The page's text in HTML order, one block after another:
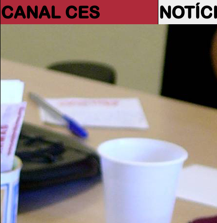
CANAL CES